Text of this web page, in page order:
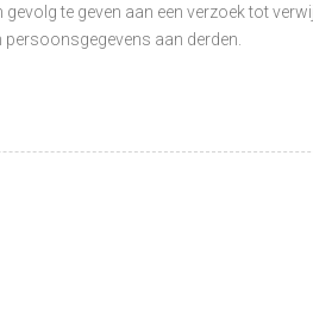
gevolg te geven aan een verzoek tot
aan derden.